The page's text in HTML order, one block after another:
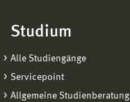
Studium
Alle Studiengänge
Servicepoint
Allgemeine Studienberatung